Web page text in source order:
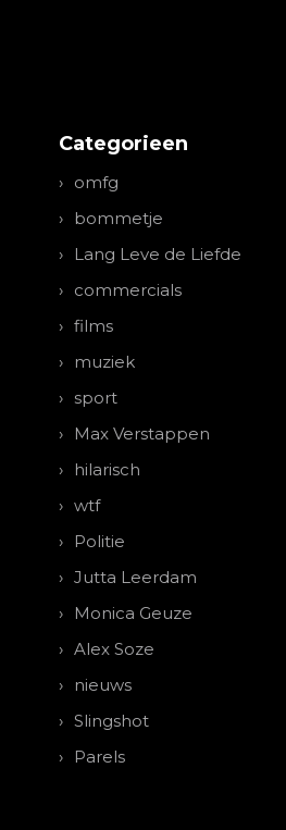
Categorieen
omfg
bommetje
Lang Leve de Liefde
commercials
films
muziek
sport
Max Verstappen
hilarisch
wtf
Politie
Jutta Leerdam
Monica Geuze
Alex Soze
nieuws
Slingshot
Parels